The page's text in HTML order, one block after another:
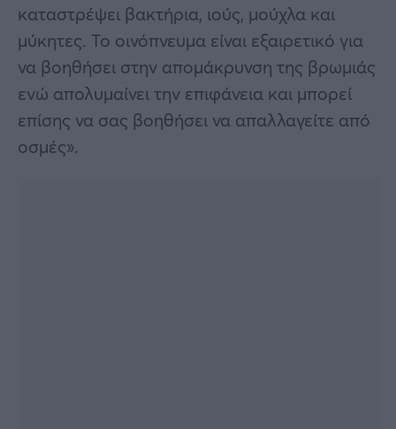
καταστρέψει βακτήρια, ιούς, μούχλα και
μύκητες. Το οινόπνευμα είναι εξαιρετικό για
να βοηθήσει στην απομάκρυνση της βρωμιάς
ενώ απολυμαίνει την επιφάνεια και μπορεί
επίσης να σας βοηθήσει να απαλλαγείτε από
οσμές».